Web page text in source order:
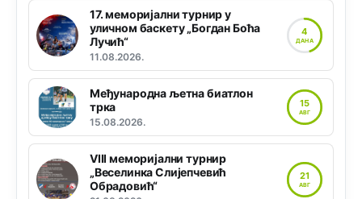
17. меморијални турнир у
уличном баскету „Богдан Боћа
Лучић“
11.08.2026.
4
ДАНА
Међународна љетна биатлон
трка
15.08.2026.
15
АВГ
VIII меморијални турнир
„Веселинка Слијепчевић
Обрадовић“
21
АВГ